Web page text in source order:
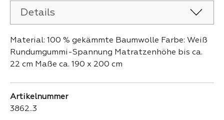
Details
Material: 100 % gekämmte Baumwolle Farbe: Weiß
Rundumgummi-Spannung Matratzenhöhe bis ca.
22 cm Maße ca. 190 x 200 cm
Artikelnummer
3862..3